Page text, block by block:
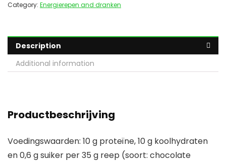
Category: Energierepen and dranken
Description
Additional information
Productbeschrijving
Voedingswaarden: 10 g proteïne, 10 g koolhydraten
en 0,6 g suiker per 35 g reep (soort: chocolate